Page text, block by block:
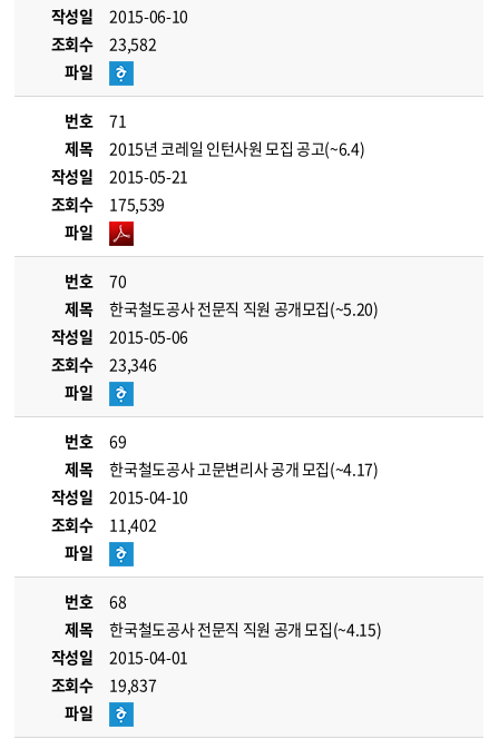
작성일
2015-06-10
조회수
23,582
파일
번호
71
제목
2015년 코레일 인턴사원 모집 공고(~6.4)
작성일
2015-05-21
조회수
175,539
파일
번호
70
제목
한국철도공사 전문직 직원 공개모집(~5.20)
작성일
2015-05-06
조회수
23,346
파일
번호
69
제목
한국철도공사 고문변리사 공개 모집(~4.17)
작성일
2015-04-10
조회수
11,402
파일
번호
68
제목
한국철도공사 전문직 직원 공개 모집(~4.15)
작성일
2015-04-01
조회수
19,837
파일